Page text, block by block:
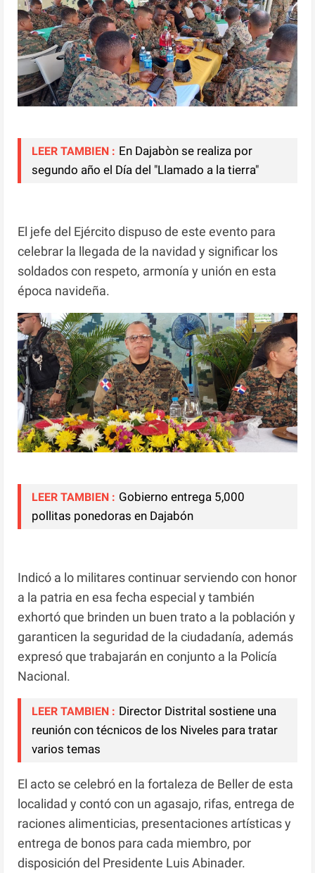
LEER TAMBIEN : En Dajabòn se realiza por
segundo año el Día del "Llamado a la tierra"
El jefe del Ejército dispuso de este evento para
celebrar la llegada de la navidad y significar los
soldados con respeto, armonía y unión en esta
época navideña.
LEER TAMBIEN : Gobierno entrega 5,000
pollitas ponedoras en Dajabón
Indicó a lo militares continuar serviendo con honor
a la patria en esa fecha especial y también
exhortó que brinden un buen trato a la población y
garanticen la seguridad de la ciudadanía, además
expresó que trabajarán en conjunto a la Policía
Nacional.
LEER TAMBIEN : Director Distrital sostiene una
reunión con técnicos de los Niveles para tratar
varios temas
El acto se celebró en la fortaleza de Beller de esta
localidad y contó con un agasajo, rifas, entrega de
raciones alimenticias, presentaciones artísticas y
entrega de bonos para cada miembro, por
disposición del Presidente Luis Abinader.